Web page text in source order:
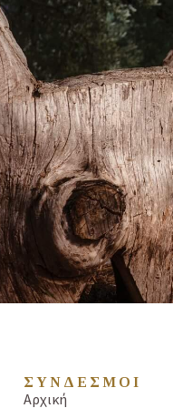
ΣΥΝΔΕΣΜΟΙ
Αρχική